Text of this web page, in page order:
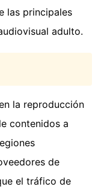
las principales
adulto.
la reproducción
contenidos a
de
el tráfico de